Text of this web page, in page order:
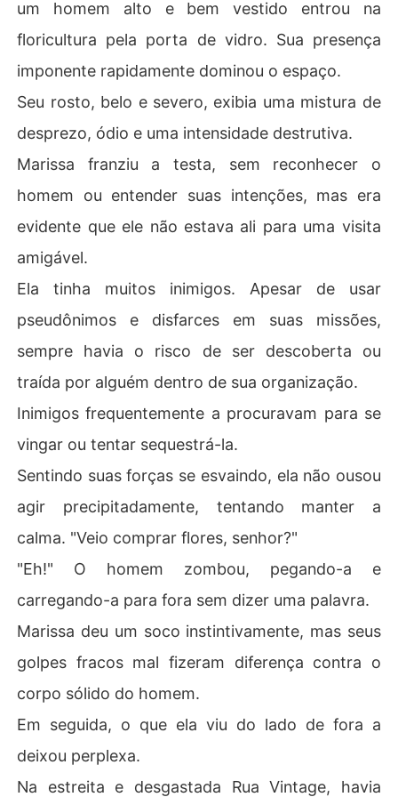
um homem alto e bem vestido entrou na
floricultura pela porta de vidro. Sua presença
imponente rapidamente dominou o espaço.
Seu rosto, belo e severo, exibia uma mistura de
desprezo, ódio e uma intensidade destrutiva.
Marissa franziu a testa, sem reconhecer o
homem ou entender suas intenções, mas era
evidente que ele não estava ali para uma visita
amigável.
Ela tinha muitos inimigos. Apesar de usar
pseudônimos e disfarces em suas missões,
sempre havia o risco de ser descoberta ou
traída por alguém dentro de sua organização.
Inimigos frequentemente a procuravam para se
vingar ou tentar sequestrá-la.
Sentindo suas forças se esvaindo, ela não ousou
agir precipitadamente, tentando manter a
calma. "Veio comprar flores, senhor?"
"Eh!" O homem zombou, pegando-a e
carregando-a para fora sem dizer uma palavra.
Marissa deu um soco instintivamente, mas seus
golpes fracos mal fizeram diferença contra o
corpo sólido do homem.
Em seguida, o que ela viu do lado de fora a
deixou perplexa.
Na estreita e desgastada Rua Vintage, havia